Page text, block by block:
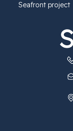
Seafront project